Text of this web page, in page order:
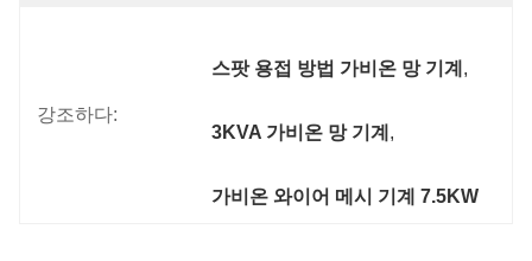
강조하다:
스팟 용접 방법 가비온 망 기계 ,
3KVA 가비온 망 기계 ,
가비온 와이어 메시 기계 7.5KW